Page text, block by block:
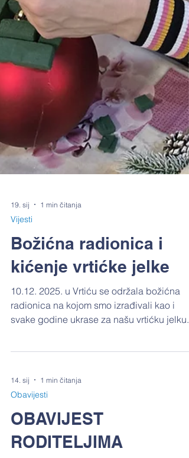
19. sij 1 min čitanja
Vijesti
Božićna radionica i
kićenje vrtićke jelke
10.12. 2025. u Vrtiću se održala božićna
radionica na kojom smo izrađivali kao i
Ove smo se godine odlučili izraditi velike
ukrasne kuglice kojima su djeca 16.12.
2025. okitila našu jelku.